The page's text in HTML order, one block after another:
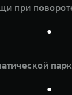
при
●
●